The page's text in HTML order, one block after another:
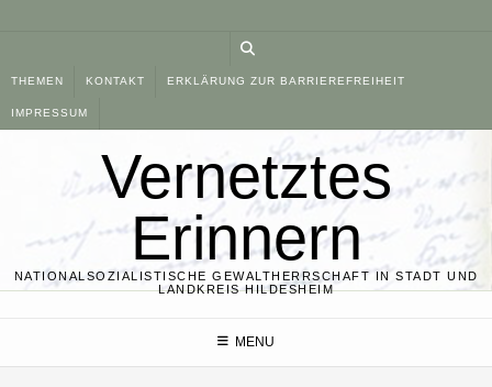
THEMEN KONTAKT ERKLÄRUNG ZUR BARRIEREFREIHEIT
IMPRESSUM
Vernetztes
Erinnern
NATIONALSOZIALISTISCHE GEWALTHERRSCHAFT IN STADT UND
LANDKREIS HILDESHEIM
MENU